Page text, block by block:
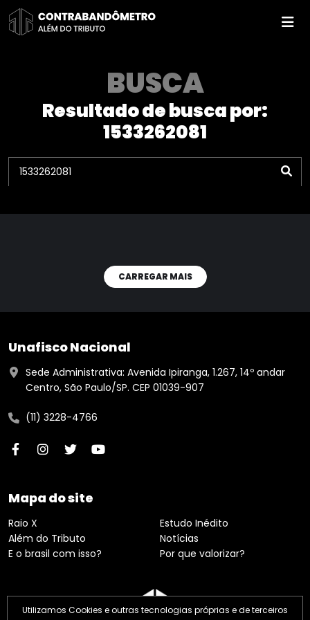
Pular
para
BUSCA
Resultado de busca por:
1533262081
CARREGAR MAIS
Unafisco Nacional
Sede Administrativa: Avenida Ipiranga, 1.267, 14º andar
Centro, São Paulo/SP. CEP 01039-907
(11) 3228-4766
Mapa do site
Raio X
Além do Tributo
E o brasil com isso?
Estudo Inédito
Notícias
Por que valorizar?
Utilizamos Cookies e outras tecnologias próprias e de terceiros